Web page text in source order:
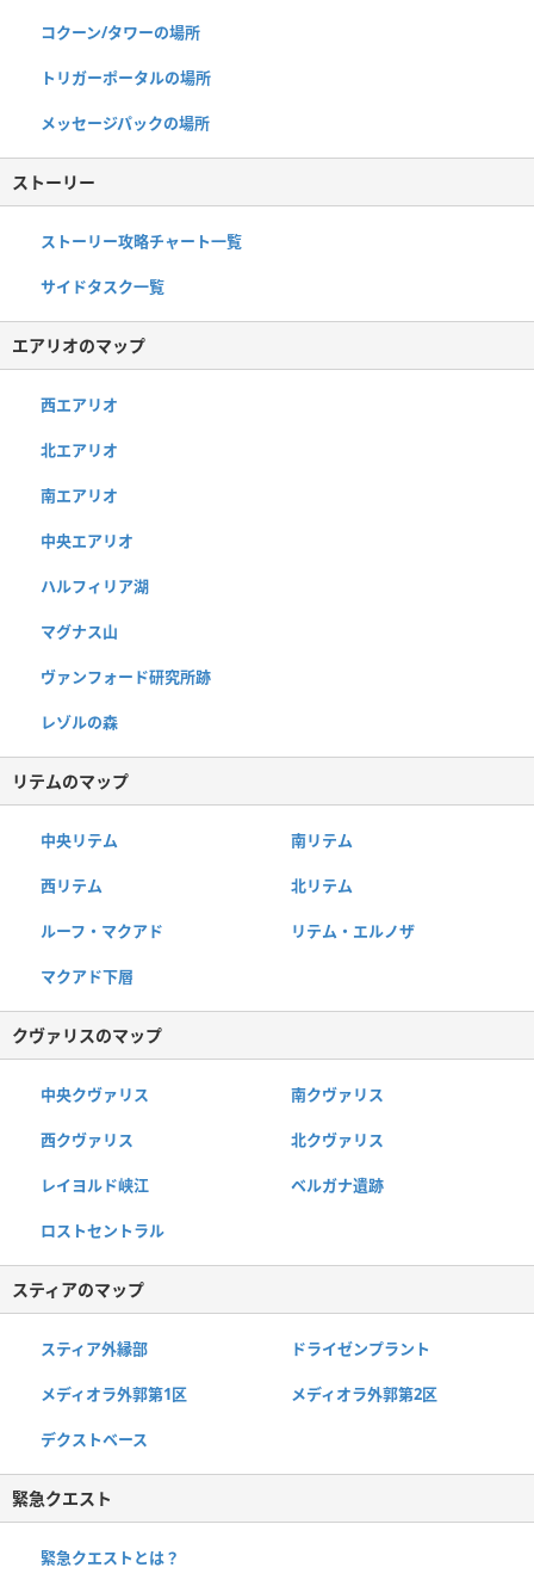
コクーン/タワーの場所
トリガーポータルの場所
メッセージパックの場所
ストーリー
ストーリー攻略チャート一覧
サイドタスク一覧
エアリオのマップ
西エアリオ
北エアリオ
南エアリオ
中央エアリオ
ハルフィリア湖
マグナス山
ヴァンフォード研究所跡
レゾルの森
リテムのマップ
中央リテム 南リテム
西リテム 北リテム
ルーフ・マクアド リテム・エルノザ
マクアド下層
クヴァリスのマップ
中央クヴァリス 南クヴァリス
西クヴァリス 北クヴァリス
レイヨルド峡江 ベルガナ遺跡
ロストセントラル
スティアのマップ
スティア外縁部 ドライゼンプラント
メディオラ外郭第1区 メディオラ外郭第2区
デクストベース
緊急クエスト
緊急クエストとは？